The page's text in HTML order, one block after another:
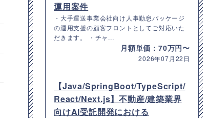
運用案件
・大手運送事業会社向け人事勤怠パッケージ
の運用支援の顧客フロントとしてご対応いた
だきます。 ・チャ...
月額単価：70万円〜
2026年07月22日
【Java/SpringBoot/TypeScript/
React/Next.js】不動産/建築業界
向けAI受託開発における